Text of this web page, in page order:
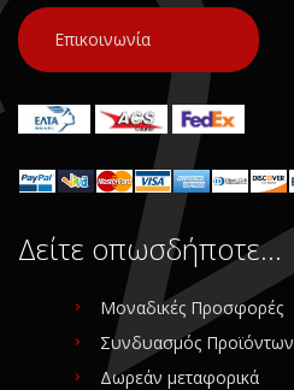
Επικοινωνία
Δείτε οπωσδήποτε…
Μοναδικές Προσφορές
Συνδυασμός Προϊόντων
Δωρεάν μεταφορικά